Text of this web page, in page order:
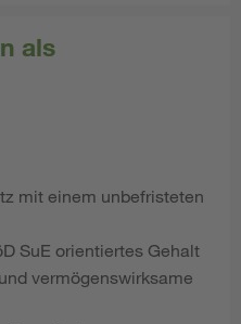
als
mit einem unbefristeten
SuE orientiertes Gehalt
vermögenswirksame